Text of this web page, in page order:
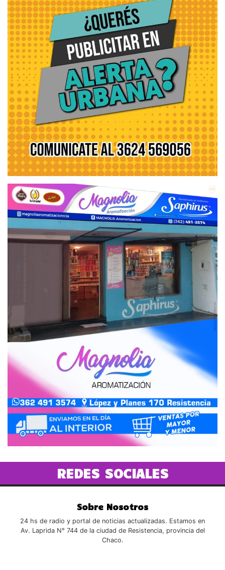
REDES SOCIALES
Sobre Nosotros
24 hs de radio y portal de noticias actualizadas. Estamos en
Av. Laprida N° 744 de la ciudad de Resistencia, provincia del
Chaco.